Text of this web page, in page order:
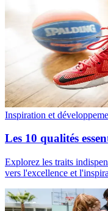
Inspiration et
Les 10 qualités
Explorez les traits
vers l'excellence et